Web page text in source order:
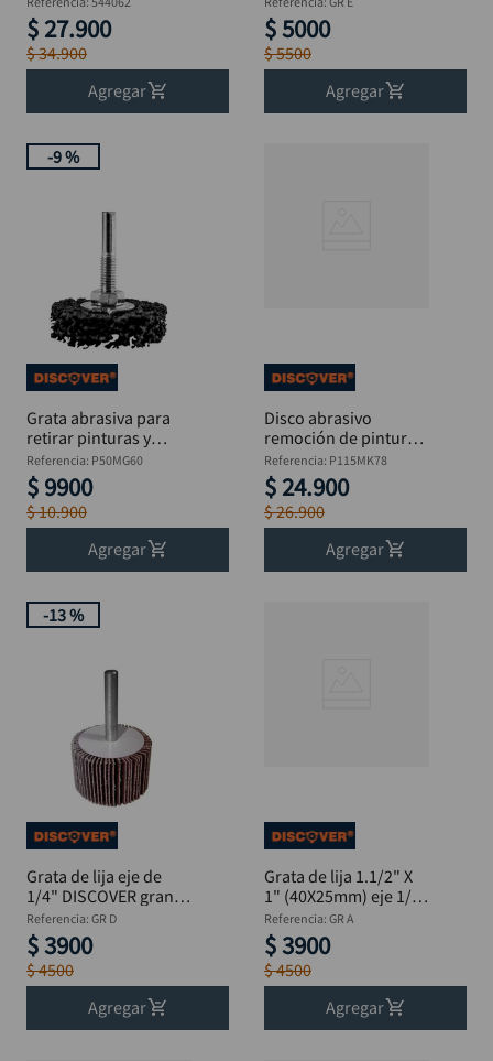
$ 27.900
$34.900
Agregar
$5000
$5500
Agregar
-9 %
Grata abrasiva para
retirar pinturas y
brillar 2" x 1/4"
Referencia: P50MG60
$ 9900
$10.900
Agregar
Disco abrasivo
remoción de pintura y
oxido 4.1/2x7/8"
DISCOVER
Referencia: P115MK78
$ 24.900
$26.900
Agregar
-13 %
Grata de lija eje de
1/4" DISCOVER grano
120 x 1.1/2"
Referencia: GR D
$3900
$4500
Agregar
Grata de lija 1.1/2" X
1" (40X25mm) eje 1/4"
P60
Referencia: GR A
$3900
$4500
Agregar